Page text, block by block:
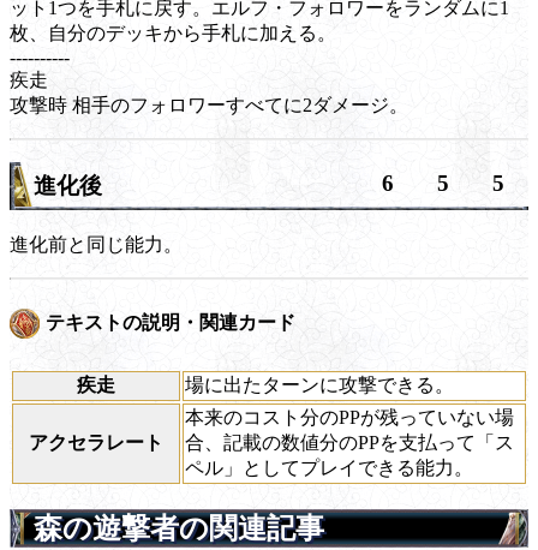
ット1つを手札に戻す。エルフ・フォロワーをランダムに1
枚、自分のデッキから手札に加える。
----------
疾走
攻撃時 相手のフォロワーすべてに2ダメージ。
進化後 6 5 5
進化前と同じ能力。
テキストの説明・関連カード
疾走 場に出たターンに攻撃できる。
アクセラレート
本来のコスト分のPPが残っていない場
合、記載の数値分のPPを支払って「ス
ペル」としてプレイできる能力。
森の遊撃者の関連記事